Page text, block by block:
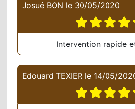
Josué BON le 30/05/2020
Intervention rapide
Edouard TEXIER le 14/05/